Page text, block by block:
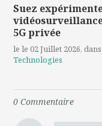
Suez
5G privée
le le 02 Juillet 2026, dans
Technologies
0 Commentaire